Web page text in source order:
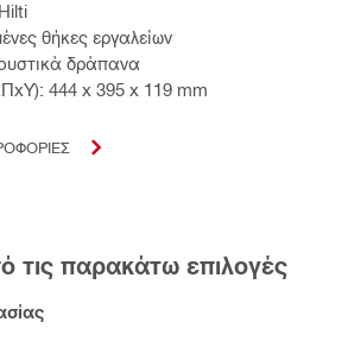
θήκες εργαλείων
δράπανα
444 x 395 x 119 mm
τις παρακάτω επιλογές